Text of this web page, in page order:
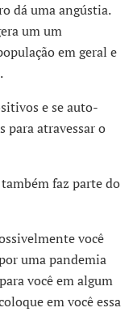
dá uma angústia.
um um
em geral e
e se auto-
para atravessar o
faz parte do
você
uma pandemia
você em algum
em você essa